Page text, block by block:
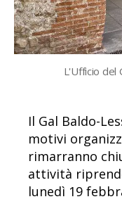
L'Ufficio del
Il Gal Baldo-
motivi
rimarranno
attività
lunedì 19